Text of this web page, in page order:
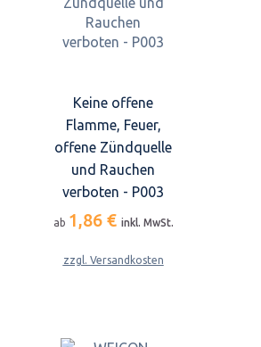
Keine offene
Flamme, Feuer,
offene Zündquelle
und Rauchen
verboten - P003
ab 1,86 € inkl. MwSt.
zzgl. Versandkosten